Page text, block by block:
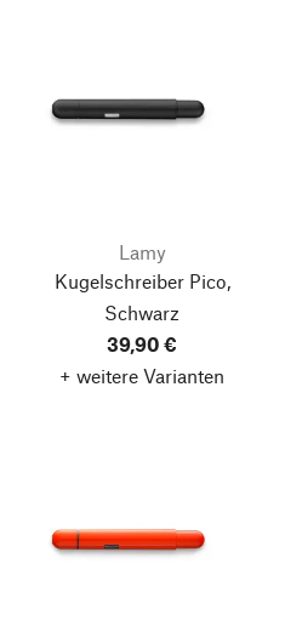
Lamy
Kugelschreiber Pico,
Schwarz
39,90 €
+ weitere Varianten